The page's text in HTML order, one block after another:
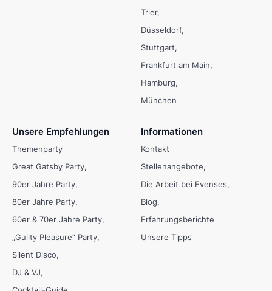
Trier
Düsseldorf
Stuttgart
Frankfurt am Main
Hamburg
München
Unsere Empfehlungen
Themenparty
Great Gatsby Party
90er Jahre Party
80er Jahre Party
60er & 70er Jahre Party
„Guilty Pleasure“ Party
Silent Disco
DJ & VJ
Informationen
Kontakt
Stellenangebote
Die Arbeit bei Evenses
Blog
Erfahrungsberichte
Unsere Tipps